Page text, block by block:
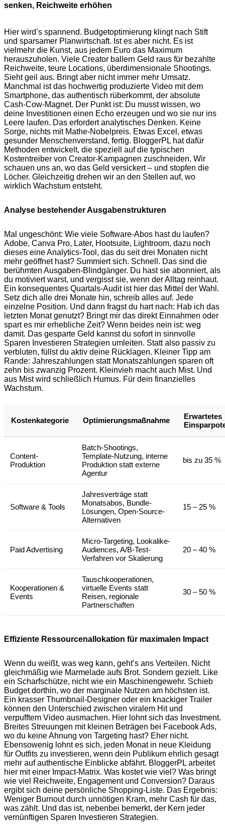
senken, Reichweite erhöhen
Hier wird’s spannend. Budgetoptimierung klingt nach Stift
und sparsamer Planwirtschaft. Ist es aber nicht. Es ist
vielmehr die Kunst, aus jedem Euro das Maximum
herauszuholen. Viele Creator ballern Geld raus für bezahlte
Reichweite, teure Locations, überdimensionale Shootings.
Sieht geil aus. Bringt aber nicht immer mehr Umsatz.
Manchmal ist das hochwertig produzierte Video mit dem
Smartphone, das authentisch rüberkommt, der absolute
Cash-Cow-Magnet. Der Punkt ist: Du musst wissen, wo
deine Investitionen einen Echo erzeugen und wo sie nur ins
Leere laufen. Das erfordert analytisches Denken. Keine
Sorge, nichts mit Mathe-Nobelpreis. Etwas Excel, etwas
gesunder Menschenverstand, fertig. BloggerPL hat dafür
Methoden entwickelt, die speziell auf die typischen
Kostentreiber von Creator-Kampagnen zuschneiden. Wir
schauen uns an, wo das Geld versickert – und stopfen die
Löcher. Gleichzeitig drehen wir an den Stellen auf, wo
wirklich Wachstum entsteht.
Analyse bestehender Ausgabenstrukturen
Mal ungeschönt: Wie viele Software-Abos hast du laufen?
Adobe, Canva Pro, Later, Hootsuite, Lightroom, dazu noch
dieses eine Analytics-Tool, das du seit drei Monaten nicht
mehr geöffnet hast? Summiert sich. Schnell. Das sind die
berühmten Ausgaben-Blindgänger. Du hast sie abonniert, als
du motiviert warst, und vergisst sie, wenn der Alltag reinhaut.
Ein konsequentes Quartals-Audit ist hier das Mittel der Wahl.
Setz dich alle drei Monate hin, schreib alles auf. Jede
einzelne Position. Und dann fragst du hart nach: Hab ich das
letzten Monat genutzt? Bringt mir das direkt Einnahmen oder
spart es mir erhebliche Zeit? Wenn beides nein ist: weg
damit. Das gesparte Geld kannst du sofort in sinnvolle
Sparen Investieren Strategien umleiten. Statt also passiv zu
verbluten, füllst du aktiv deine Rücklagen. Kleiner Tipp am
Rande: Jahreszahlungen statt Monatszahlungen sparen oft
zehn bis zwanzig Prozent. Kleinvieh macht auch Mist. Und
aus Mist wird schließlich Humus. Für dein finanzielles
Wachstum.
Kostenkategorie Optimierungsmaßnahme
Erwartetes
Content-
Produktion
Batch-Shootings,
Template-Nutzung, interne
Produktion statt externe
Agentur
bis zu 35 %
Software & Tools
Jahresverträge statt
Monatsabos, Bundle-
Lösungen, Open-Source-
Alternativen
15 – 25 %
Paid Advertising
Micro-Targeting, Lookalike-
Audiences, A/B-Test-
Verfahren vor Skalierung
20 – 40 %
Kooperationen &
Events
Tauschkooperationen,
virtuelle Events statt
Reisen, regionale
Partnerschaften
30 – 50 %
Effiziente Ressourcenallokation für maximalen Impact
Wenn du weißt, was weg kann, geht’s ans Verteilen. Nicht
gleichmäßig wie Marmelade aufs Brot. Sondern gezielt. Like
ein Scharfschütze, nicht wie ein Maschinengewehr. Schieb
Budget dorthin, wo der marginale Nutzen am höchsten ist.
Ein krasser Thumbnail-Designer oder ein knackiger Trailer
können den Unterschied zwischen viralem Hit und
verpufftem Video ausmachen. Hier lohnt sich das Investment.
Breites Streuungen mit kleinen Beträgen bei Facebook Ads,
wo du keine Ahnung von Targeting hast? Eher nicht.
Ebensowenig lohnt es sich, jeden Monat in neue Kleidung
für Outfits zu investieren, wenn dein Publikum ehrlich gesagt
mehr auf authentische Einblicke abfährt. BloggerPL arbeitet
hier mit einer Impact-Matrix. Was kostet wie viel? Was bringt
wie viel Reichweite, Engagement und Conversion? Daraus
ergibt sich deine persönliche Shopping-Liste. Das Ergebnis:
Weniger Burnout durch unnötigen Kram, mehr Cash für das,
was zählt. Und das ist, nebenbei bemerkt, der Kern jeder
vernünftigen Sparen Investieren Strategien.